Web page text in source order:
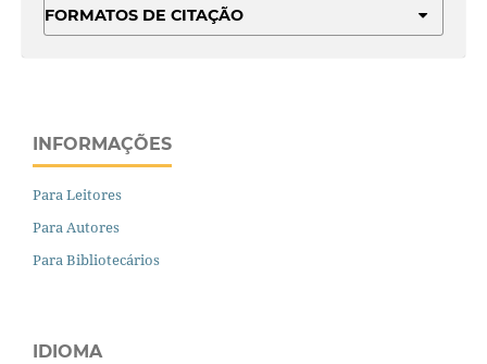
FORMATOS DE CITAÇÃO
INFORMAÇÕES
Para Leitores
Para Autores
Para Bibliotecários
IDIOMA